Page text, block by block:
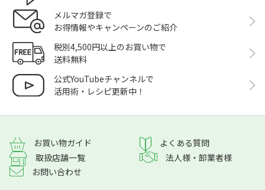
メルマガ登録で
お得情報やキャンペーンのご紹介
税別4,500円以上のお買い物で
送料無料
公式YouTubeチャンネルで
活用術・レシピ更新中！
お買い物ガイド
よくある質問
取扱店舗一覧
法人様・卸業者様
お問い合わせ